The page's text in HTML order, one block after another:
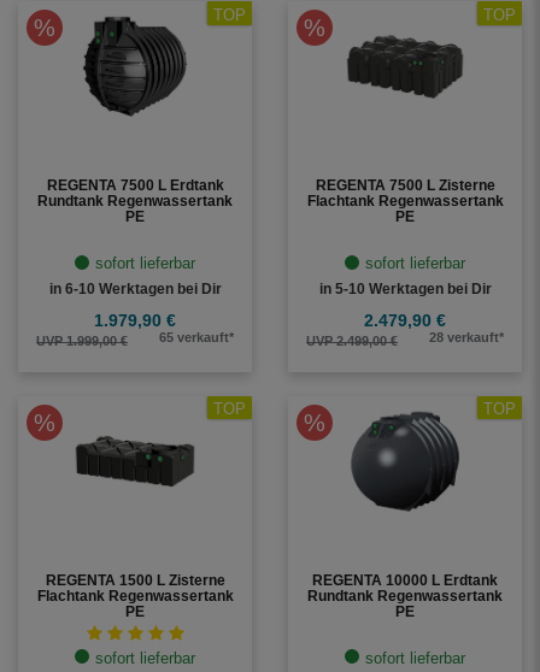
TOP
%
REGENTA 7500 L Erdtank
Rundtank Regenwassertank
PE
sofort lieferbar
in 6-10 Werktagen bei Dir
1.979,90 €
UVP 1.999,00 € 65 verkauft*
TOP
%
REGENTA 7500 L Zisterne
Flachtank Regenwassertank
PE
sofort lieferbar
in 5-10 Werktagen bei Dir
2.479,90 €
UVP 2.499,00 € 28 verkauft*
TOP
%
REGENTA 1500 L Zisterne
Flachtank Regenwassertank
PE
sofort lieferbar
TOP
%
REGENTA 10000 L Erdtank
Rundtank Regenwassertank
PE
sofort lieferbar